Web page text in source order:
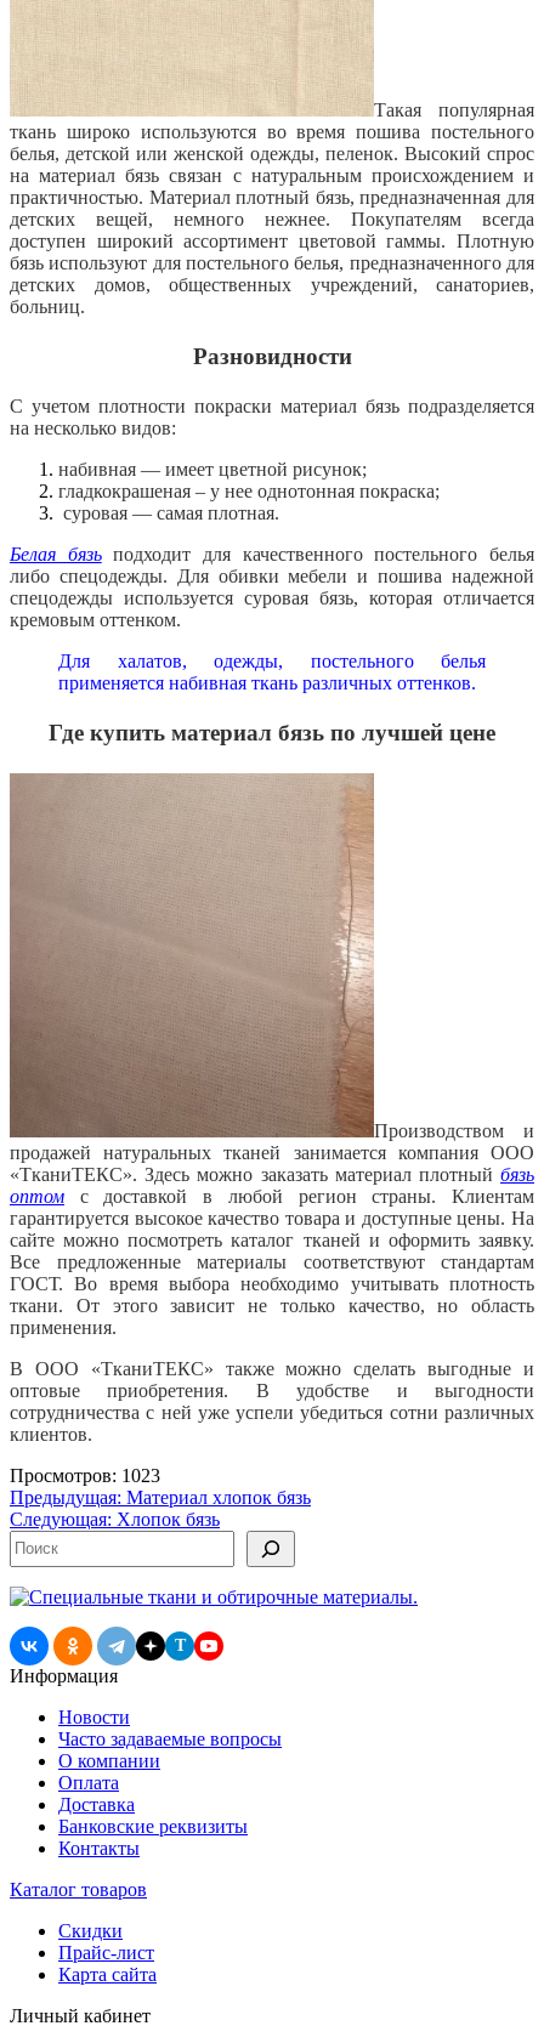
Такая популярная
ткань широко используются во время пошива постельного
белья, детской или женской одежды, пеленок. Высокий спрос
на материал бязь связан с натуральным происхождением и
практичностью. Материал плотный бязь, предназначенная для
детских вещей, немного нежнее. Покупателям всегда
доступен широкий ассортимент цветовой гаммы. Плотную
бязь используют для постельного белья, предназначенного для
детских домов, общественных учреждений, санаториев,
больниц.
Разновидности
С учетом плотности покраски материал бязь подразделяется
на несколько видов:
набивная — имеет цветной рисунок;
гладкокрашеная – у нее однотонная покраска;
суровая — самая плотная.
Белая бязьподходит для качественного постельного белья
либо спецодежды. Для обивки мебели и пошива надежной
спецодежды используется суровая бязь, которая отличается
кремовым оттенком.
Для халатов, одежды, постельного белья
применяется набивная ткань различных оттенков.
Где купить материал бязь по лучшей цене
Производством и
продажей натуральных тканей занимается компания ООО
«ТканиТЕКС». Здесь можно заказать материал плотный бязь
оптом с доставкой в любой регион страны. Клиентам
гарантируется высокое качество товара и доступные цены. На
сайте можно посмотреть каталог тканей и оформить заявку.
Все предложенные материалы соответствуют стандартам
ГОСТ. Во время выбора необходимо учитывать плотность
ткани. От этого зависит не только качество, но область
применения.
В ООО «ТканиТЕКС» также можно сделать выгодные и
оптовые приобретения. В удобстве и выгодности
сотрудничества с ней уже успели убедиться сотни различных
клиентов.
Просмотров: 1023
Навигация
по
записям
Предыдущая: Материал хлопок бязь
Следующая: Хлопок бязь
Поиск
T
Информация
Новости
Часто задаваемые вопросы
О компании
Оплата
Доставка
Банковские реквизиты
Контакты
Каталог товаров
Скидки
Прайс-лист
Карта сайта
Личный кабинет